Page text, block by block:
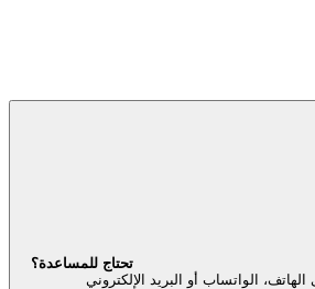
تحتاج للمساعدة؟
الواتساب أو البريد الإلكتروني